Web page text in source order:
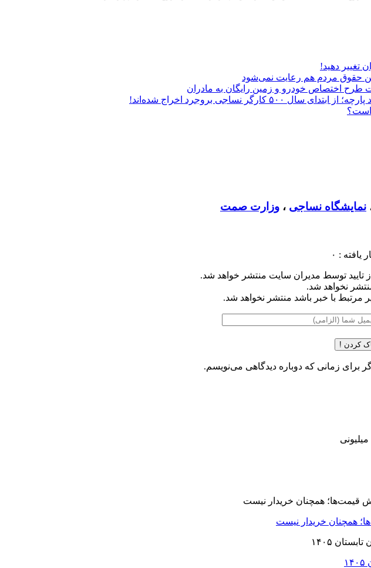
تغییر دهید!
حقوق مردم هم رعایت نمی‌شود
اختصاص خودرو و زمین رایگان به مادران
کارگر نساجی بروجرد اخراج شده‌اند!
است؟
نمایشگاه نساجی ، وزارت صمت
یافته : ۰
توسط مدیران سایت منتشر خواهد شد.
نخواهد شد.
مرتبط با خبر باشد منتشر نخواهد شد.
کردن !
برای زمانی که دوباره دیدگاهی می‌نویسم.
همچنان خریدار نیست